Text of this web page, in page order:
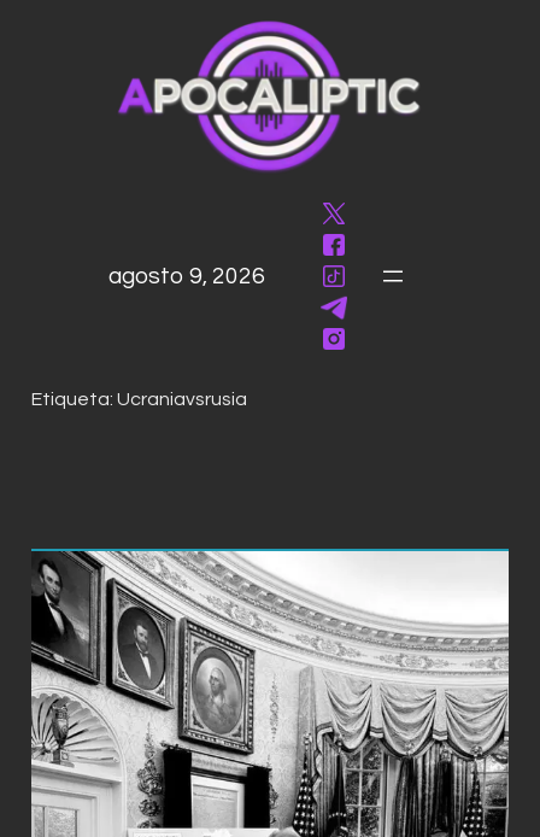
agosto 9, 2026
Etiqueta: Ucraniavsrusia